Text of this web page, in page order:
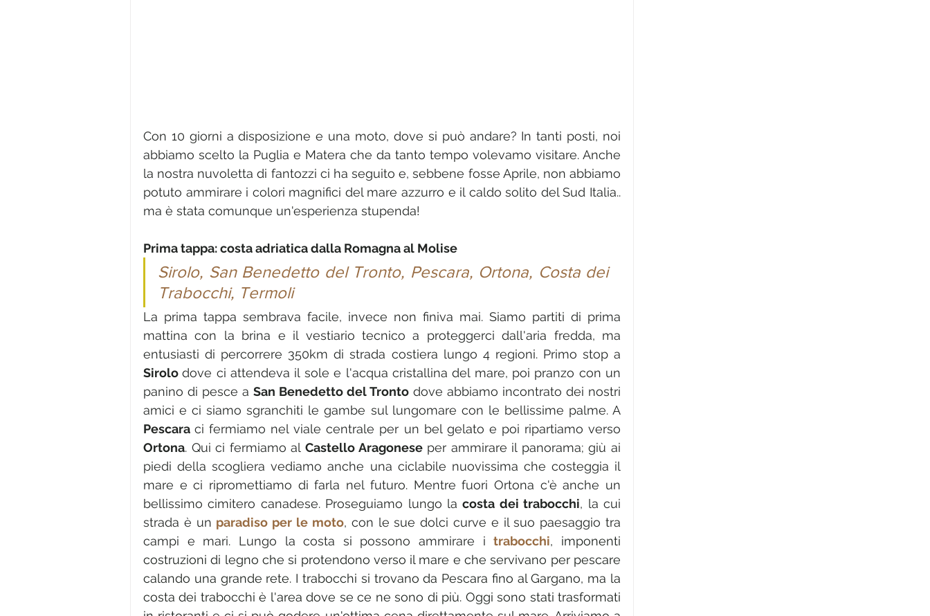
Con 10 giorni a disposizione e una moto, dove si può andare? In tanti posti, noi
abbiamo scelto la Puglia e Matera che da tanto tempo volevamo visitare. Anche
la nostra nuvoletta di fantozzi ci ha seguito e, sebbene fosse Aprile, non abbiamo
potuto ammirare i colori magnifici del mare azzurro e il caldo solito del Sud Italia..
ma è stata comunque un'esperienza stupenda!
Prima tappa: costa adriatica dalla Romagna al Molise
Sirolo, San Benedetto del Tronto, Pescara, Ortona, Costa dei
Trabocchi, Termoli
La prima tappa sembrava facile, invece non finiva mai. Siamo partiti di prima
mattina con la brina e il vestiario tecnico a proteggerci dall'aria fredda, ma
Sirolo dove ci attendeva il sole e l'acqua cristallina del mare, poi pranzo con un
panino di pesce a San Benedetto del Tronto dove abbiamo incontrato dei nostri
Pescara
Ortona. Qui ci fermiamo al Castello Aragonese per ammirare il panorama; giù ai
piedi della scogliera vediamo anche una ciclabile nuovissima che costeggia il
mare e ci ripromettiamo di farla nel futuro. Mentre fuori Ortona c'è anche un
bellissimo cimitero canadese. Proseguiamo lungo la costa dei trabocchi, la cui
strada è un paradiso per le moto, con le sue dolci curve e il suo paesaggio tra
campi e mari. Lungo la costa si possono ammirare i trabocchi, imponenti
costruzioni di legno che si protendono verso il mare e che servivano per pescare
calando una grande rete. I trabocchi si trovano da Pescara fino al Gargano, ma la
costa dei trabocchi è l'area dove se ce ne sono di più. Oggi sono stati trasformati